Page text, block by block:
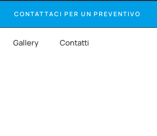
CONTATTACI PER UN PREVENTIVO
Gallery Contatti